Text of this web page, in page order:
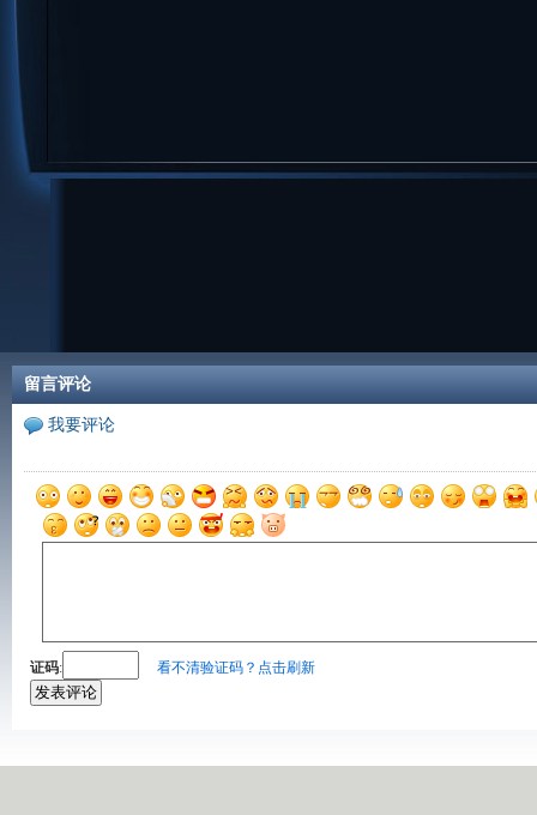
留言评论
我要评论
证码: 看不清验证码？点击刷新